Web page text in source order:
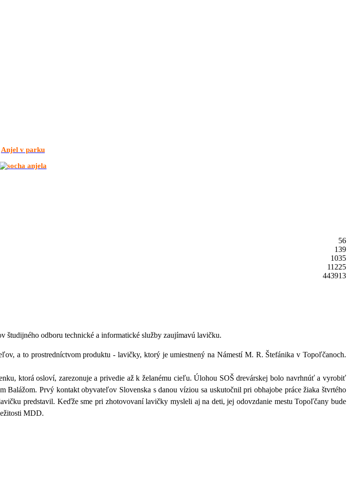
Anjel v parku
56
139
1035
11225
443913
študijného odboru technické a informatické služby zaujímavú lavičku.
a to prostredníctvom produktu - lavičky, ktorý je umiestnený na Námestí M. R. Štefánika v Topoľčanoch.
ktorá osloví, zarezonuje a privedie až k želanému cieľu. Úlohou SOŠ drevárskej bolo navrhnúť a vyrobiť
Prvý kontakt obyvateľov Slovenska s danou víziou sa uskutočnil pri obhajobe práce žiaka štvrtého
predstavil. Keďže sme pri zhotovovaní lavičky mysleli aj na deti, jej odovzdanie mestu Topoľčany bude
MDD.